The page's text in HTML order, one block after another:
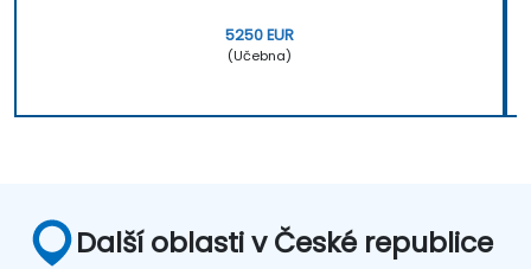
5250 EUR
(Učebna)
Další oblasti v České republice